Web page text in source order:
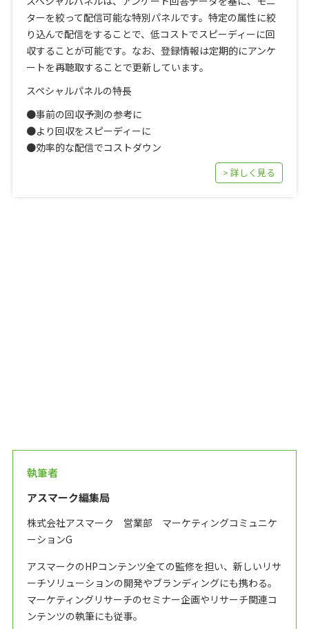
ターを絞って配信可能な特別パネルです。特定の属性に絞
り込んで配信をすることで、低コストでスピーディーに回
収することが可能です。なお、登録情報は定期的にアンケ
ートを再聴取することで更新しています。
スペシャルパネルの特長
●事前の回収予測の参考に
●より回収をスピーディーに
●効率的な配信でコストダウン
> 詳しく見る
執筆者
アスマーク編集局
株式会社アスマーク 営業部 マーケティングコミュニケ
ーションG
アスマークのHPコンテンツ全ての監修を担い、新しいリサ
ーチソリューションの開発やブランディングにも携わる。
マーケティングリサーチのセミナー企画やリサーチ関連コ
ンテンツの執筆にも従事。